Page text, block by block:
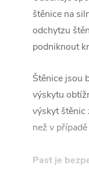
štěnice na
odchytzu
podniknout
Štěnice jsou
výskytu
výskyt štěnic
než v
Past je